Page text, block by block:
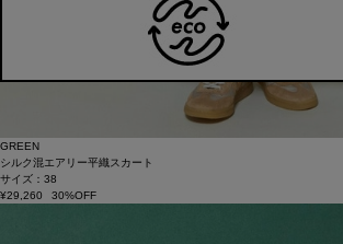
GREEN
シルク混エアリー平織スカート
サイズ：38
¥29,260
30%OFF